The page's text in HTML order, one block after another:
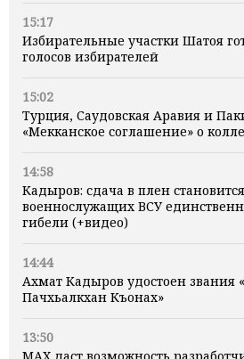
15:17
Избирательные участки Шатоя
голосов избирателей
15:02
Турция, Саудовская Аравия и
«Мекканское соглашение» о
14:58
Кадыров: сдача в плен
военнослужащих ВСУ
гибели (+видео)
14:44
Ахмат Кадыров удостоен звания
Пачхьалкхан Къонах»
13:50